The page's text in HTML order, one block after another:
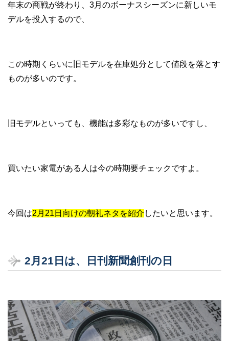
年末の商戦が終わり、3月のボーナスシーズンに新しいモ
デルを投入するので、
この時期くらいに旧モデルを在庫処分として値段を落とす
ものが多いのです。
旧モデルといっても、機能は多彩なものが多いですし、
買いたい家電がある人は今の時期要チェックですよ。
今回は2月21日向けの朝礼ネタを紹介 したいと思います。
2 月21 日は、日刊新聞創刊の日